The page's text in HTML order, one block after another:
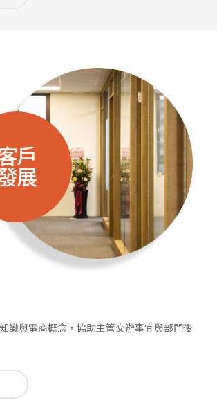
戶
展
識與電商概念，協助主管交辦事宜與部門後